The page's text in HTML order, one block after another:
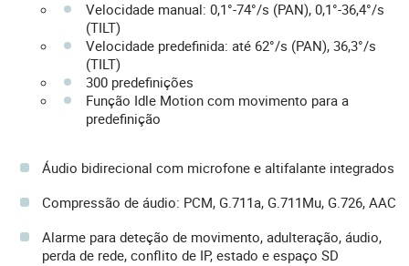
Velocidade manual: 0,1°-74°/s (PAN), 0,1°-36,4°/s
(TILT)
Velocidade predefinida: até 62°/s (PAN), 36,3°/s
(TILT)
300 predefinições
Função Idle Motion com movimento para a
predefinição
Áudio bidirecional com microfone e altifalante integrados
Compressão de áudio: PCM, G.711a, G.711Mu, G.726, AAC
Alarme para deteção de movimento, adulteração, áudio,
perda de rede, conflito de IP, estado e espaço SD